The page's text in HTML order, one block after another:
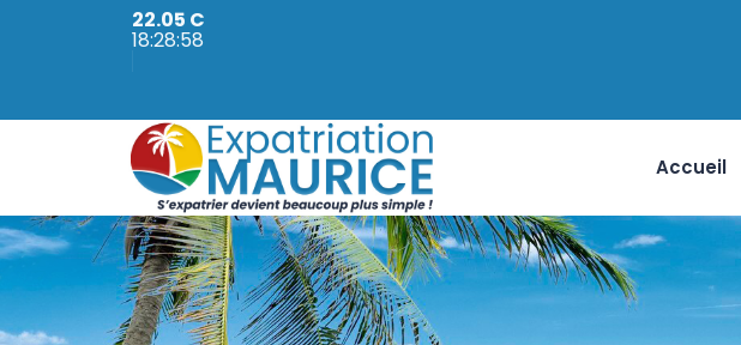
22.05 C
18:28:59
Accueil